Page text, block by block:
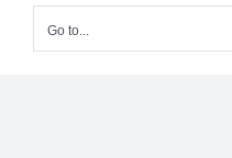
Go to...